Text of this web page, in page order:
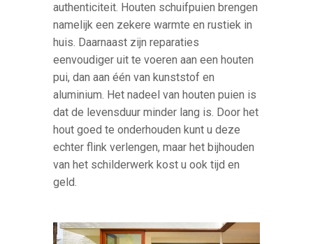
authenticiteit. Houten schuifpuien brengen
namelijk een zekere warmte en rustiek in
huis. Daarnaast zijn reparaties
eenvoudiger uit te voeren aan een houten
pui, dan aan één van kunststof en
aluminium. Het nadeel van houten puien is
dat de levensduur minder lang is. Door het
hout goed te onderhouden kunt u deze
echter flink verlengen, maar het bijhouden
van het schilderwerk kost u ook tijd en
geld.